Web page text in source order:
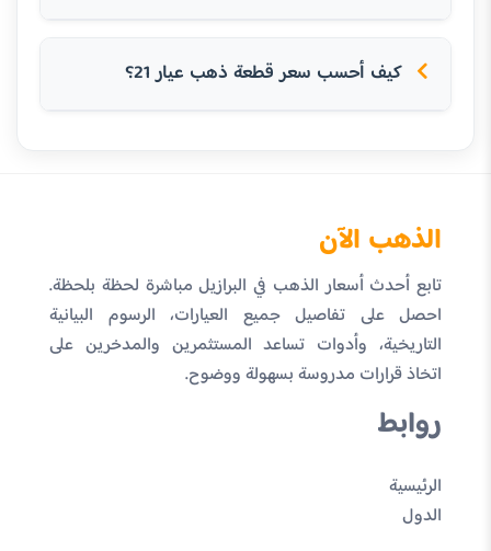
كيف أحسب سعر قطعة ذهب عيار 21؟
الذهب الآن
تابع أحدث أسعار الذهب في البرازيل مباشرة لحظة بلحظة.
احصل على تفاصيل جميع العيارات، الرسوم البيانية
التاريخية، وأدوات تساعد المستثمرين والمدخرين على
اتخاذ قرارات مدروسة بسهولة ووضوح.
روابط
الرئيسية
الدول